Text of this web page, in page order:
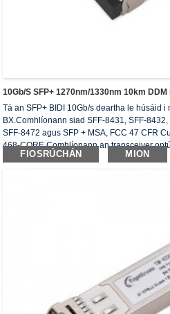
10Gb/s SFP+ 1270nm/1330nm 10km
Tá an SFP+ BIDI 10Gb/s deartha le húsáid i
BX.Comhlíonann siad SFF-8431, SFF-
SFF-8472 agus SFP + MSA, FCC 47 CFR
468-CORE.Comhlíonann an transceiver
FIOSRÚCHÁN MION